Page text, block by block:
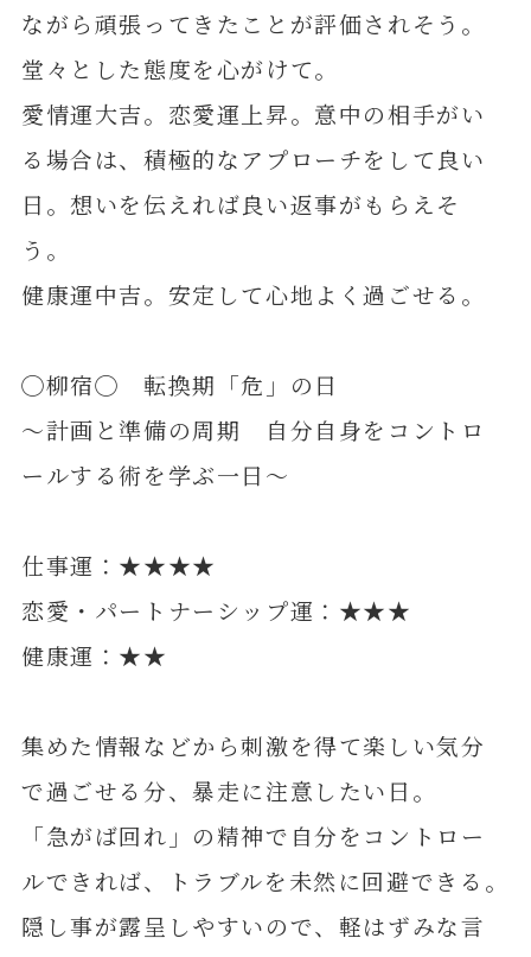
ながら頑張ってきたことが評価されそう。
堂々とした態度を心がけて。
愛情運大吉。恋愛運上昇。意中の相手がい
る場合は、積極的なアプローチをして良い
日。想いを伝えれば良い返事がもらえそ
う。
健康運中吉。安定して心地よく過ごせる。
◯柳宿◯ 転換期「危」の日
～計画と準備の周期 自分自身をコントロ
ールする術を学ぶ一日～
仕事運：★★★★
恋愛・パートナーシップ運：★★★
健康運：★★
集めた情報などから刺激を得て楽しい気分
で過ごせる分、暴走に注意したい日。
「急がば回れ」の精神で自分をコントロー
ルできれば、トラブルを未然に回避できる。
隠し事が露呈しやすいので、軽はずみな言